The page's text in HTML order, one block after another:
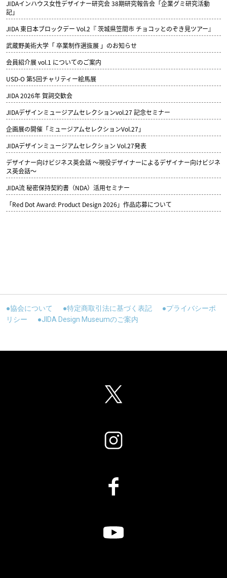
JIDAインハウス女性デザイナー研究会 38期研究報告会「企業グミ研究活動
記」
JIDA 東日本ブロックデー Vol.2『 茨城県笠間市 チョコッとのぞき見ツアー』
武蔵野美術大学「 卒業制作選抜展 」のお知らせ
会員紹介展 vol.1 についてのご案内
USD-O 第5回チャリティー絵馬展
JIDA 2026年 賀詞交歓会
JIDAデザインミュージアムセレクションvol.27 記念セミナー
企画展の開催「ミュージアムセレクションVol.27」
JIDAデザインミュージアムセレクション Vol.27発表
デザイナー向けビジネス英会話 ～現役デザイナーによるデザイナー向けビジネ
ス英会話～
JIDA流 秘密保持契約書（NDA）活用セミナー
「Red Dot Award: Product Design 2026」作品応募について
●協会について ●特定商取引法に基づく表記
●プライバシーポ
リシー
●JIDA Design Museumのご案内